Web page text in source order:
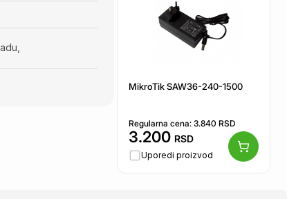
MikroTik SAW36-240-1500
Regularna cena: 3.840 RSD
3.200 RSD
Uporedi proizvod